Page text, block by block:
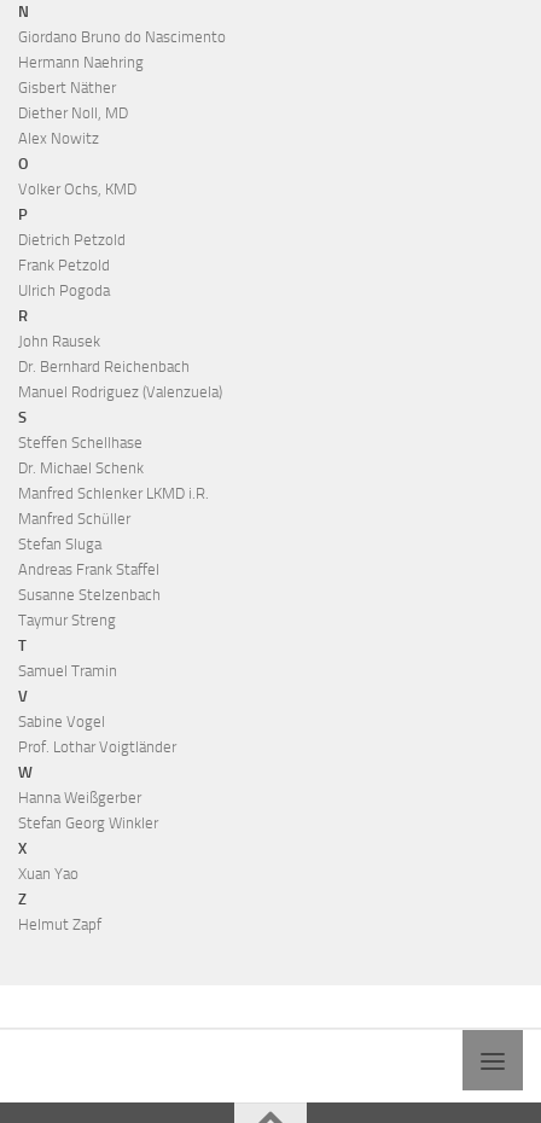
N
Giordano Bruno do Nascimento
Hermann Naehring
Gisbert Näther
Diether Noll, MD
Alex Nowitz
O
Volker Ochs, KMD
P
Dietrich Petzold
Frank Petzold
Ulrich Pogoda
R
John Rausek
Dr. Bernhard Reichenbach
Manuel Rodriguez (Valenzuela)
S
Steffen Schellhase
Dr. Michael Schenk
Manfred Schlenker LKMD i.R.
Manfred Schüller
Stefan Sluga
Andreas Frank Staffel
Susanne Stelzenbach
Taymur Streng
T
Samuel Tramin
V
Sabine Vogel
Prof. Lothar Voigtländer
W
Hanna Weißgerber
Stefan Georg Winkler
X
Xuan Yao
Z
Helmut Zapf